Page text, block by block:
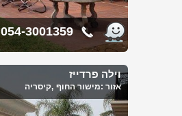
054-3001359
וילה פרדייז
אזור :מישור החוף ,קיסריה